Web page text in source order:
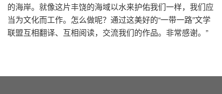
的海岸。就像这片丰饶的海域以水来护佑我们一样，我们应
当为文化而工作。怎么做呢？通过这美好的“一带一路”文学
联盟互相翻译、互相阅读，交流我们的作品。非常感谢。”